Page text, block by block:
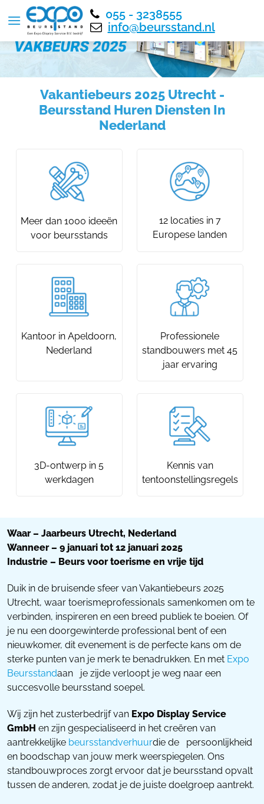
055 - 3238555
info@beursstand.nl
Vakantiebeurs 2025 Utrecht -
Beursstand Huren Diensten In
Nederland
Meer dan 1000 ideeën
voor beursstands
12 locaties in 7
Europese landen
Kantoor in Apeldoorn,
Nederland
Professionele
standbouwers met 45
jaar ervaring
3D-ontwerp in 5
werkdagen
Kennis van
tentoonstellingsregels
Waar – Jaarbeurs Utrecht, Nederland
Wanneer – 9 januari tot 12 januari 2025
Industrie – Beurs voor toerisme en vrije tijd
Duik in de bruisende sfeer van Vakantiebeurs 2025
Utrecht, waar toerismeprofessionals samenkomen om te
verbinden, inspireren en een breed publiek te boeien. Of
je nu een doorgewinterde professional bent of een
nieuwkomer, dit evenement is de perfecte kans om de
sterke punten van je merk te benadrukken. En met Expo
Beursstandaan je zijde verloopt je weg naar een
succesvolle beursstand soepel.
Wij zijn het zusterbedrijf van Expo Display Service
GmbH en zijn gespecialiseerd in het creëren van
aantrekkelijke beursstandverhuurdie de persoonlijkheid
en boodschap van jouw merk weerspiegelen. Ons
standbouwproces zorgt ervoor dat je beursstand opvalt
tussen de anderen, zodat je de juiste doelgroep aantrekt.